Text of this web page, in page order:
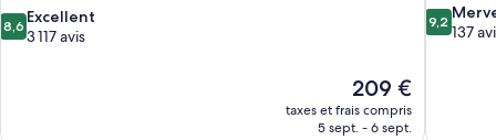
8.6
sur
8,6 Excellent
3 117 avis
Le
nouveau
prix
209 €
taxes et frais compris
5 sept. - 6 sept.
9.2
sur
9,2
137